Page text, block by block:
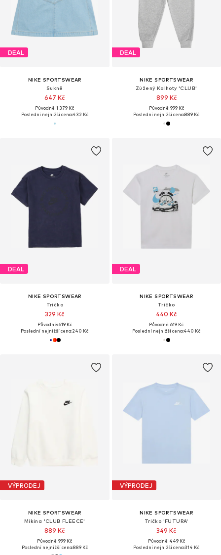
DEAL
NIKE SPORTSWEAR
Sukně
647 Kč
Původně: 1 379 Kč
Poslední nejnižší cena:432 Kč
DEAL
NIKE SPORTSWEAR
Zúžený Kalhoty 'CLUB'
899 Kč
Původně: 999 Kč
Poslední nejnižší cena:889 Kč
DEAL
NIKE SPORTSWEAR
Tričko
329 Kč
Původně: 619 Kč
Poslední nejnižší cena:240 Kč
DEAL
NIKE SPORTSWEAR
Tričko
440 Kč
Původně: 619 Kč
Poslední nejnižší cena:440 Kč
VÝPRODEJ
NIKE SPORTSWEAR
Mikina 'CLUB FLEECE'
889 Kč
Původně: 999 Kč
Poslední nejnižší cena:889 Kč
VÝPRODEJ
NIKE SPORTSWEAR
Tričko 'FUTURA'
349 Kč
Původně: 449 Kč
Poslední nejnižší cena:314 Kč